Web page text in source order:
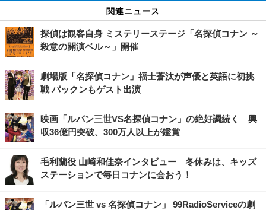
関連ニュース
探偵は観客自身 ミステリーステージ「名探偵コナン ～
殺意の開演ベル～」開催
劇場版「名探偵コナン」福士蒼汰が声優と英語に初挑
戦 パックンもゲスト出演
映画「ルパン三世VS名探偵コナン」の絶好調続く 興
収36億円突破、300万人以上が鑑賞
毛利蘭役 山崎和佳奈インタビュー 冬休みは、キッズ
ステーションで毎日コナンに会おう！
「ルパン三世 vs 名探偵コナン」 99RadioServiceの劇